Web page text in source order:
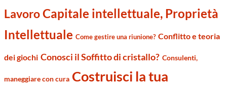
LavoroCapitale intellettuale, Proprietà
Intellettuale Come gestire una riunione? Conflitto e teoria
dei giochi Conosci il Soffitto di cristallo? Consulenti,
maneggiare con cura Costruisci la tua